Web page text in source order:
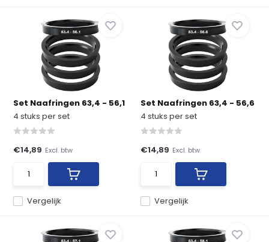
Set Naafringen 63,4 - 56,1
4 stuks per set
Vergelijk
€14,89 Excl. btw
Set Naafringen 63,4 - 56,6
4 stuks per set
Vergelijk
€14,89 Excl. btw